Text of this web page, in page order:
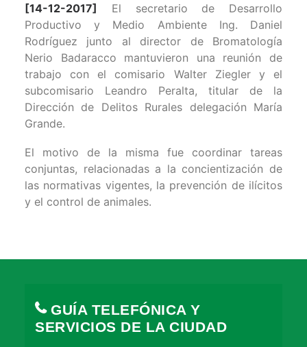
[14-12-2017] El secretario de Desarrollo
Productivo y Medio Ambiente Ing. Daniel
Rodríguez junto al director de Bromatología
Nerio Badaracco mantuvieron una reunión de
trabajo con el comisario Walter Ziegler y el
subcomisario Leandro Peralta, titular de la
Dirección de Delitos Rurales delegación María
Grande.
El motivo de la misma fue coordinar tareas
conjuntas, relacionadas a la concientización de
las normativas vigentes, la prevención de ilícitos
y el control de animales.
GUÍA TELEFÓNICA Y
SERVICIOS DE LA CIUDAD